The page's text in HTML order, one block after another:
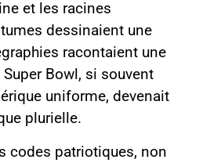
et les racines
dessinaient une
racontaient une
Bowl, si souvent
uniforme, devenait
plurielle.
codes patriotiques, non